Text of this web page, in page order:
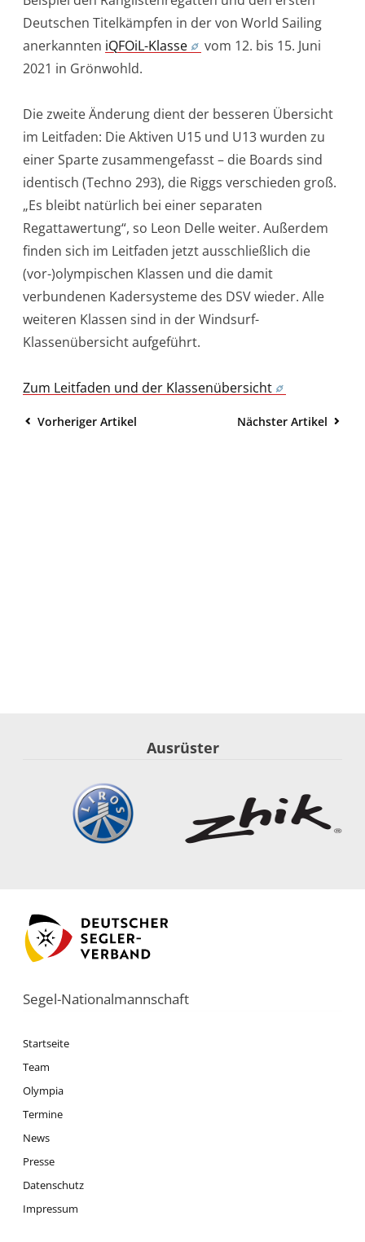
Deutschen Titelkämpfen in der von World Sailing
anerkannten iQFOiL-Klasse
vom 12. bis 15. Juni
2021 in Grönwohld.
Die zweite Änderung dient der besseren Übersicht
im Leitfaden: Die Aktiven U15 und U13 wurden zu
einer Sparte zusammengefasst – die Boards sind
identisch (Techno 293), die Riggs verschieden groß.
„Es bleibt natürlich bei einer separaten
Regattawertung“, so Leon Delle weiter. Außerdem
finden sich im Leitfaden jetzt ausschließlich die
(vor-)olympischen Klassen und die damit
verbundenen Kadersysteme des DSV wieder. Alle
weiteren Klassen sind in der Windsurf-
Klassenübersicht aufgeführt.
Zum Leitfaden und der Klassenübersicht
Vorheriger Artikel Nächster Artikel
Ausrüster
Segel-Nationalmannschaft
Startseite
Team
Olympia
Termine
News
Presse
Datenschutz
Impressum